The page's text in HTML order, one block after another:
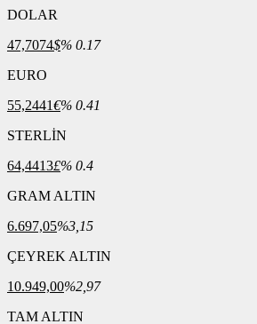
DOLAR
47,7074$% 0.17
EURO
55,2441€% 0.41
STERLİN
64,4413£% 0.4
GRAM ALTIN
6.697,05%3,15
ÇEYREK ALTIN
10.949,00%2,97
TAM ALTIN